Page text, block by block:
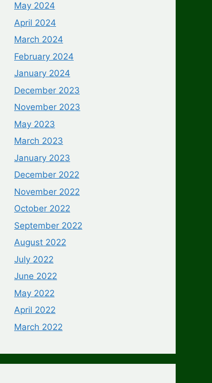
May 2024
April 2024
March 2024
February 2024
January 2024
December 2023
November 2023
May 2023
March 2023
January 2023
December 2022
November 2022
October 2022
September 2022
August 2022
July 2022
June 2022
May 2022
April 2022
March 2022